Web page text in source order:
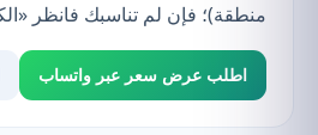
منطقة)؛ فإن لم تناسبك فانظر
اطلب عرض سعر عبر واتساب